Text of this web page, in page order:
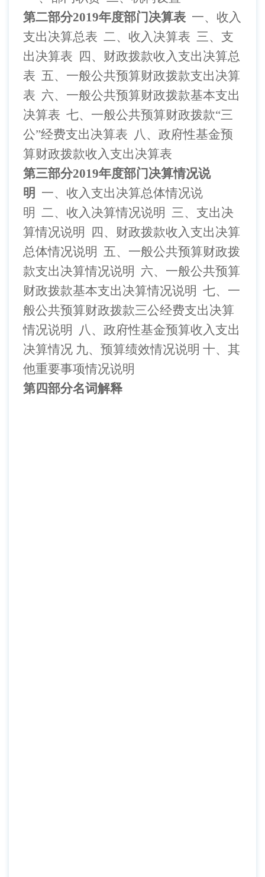
第二部分2019年度部门决算表 一、收入
支出决算总表 二、收入决算表 三、支
出决算表 四、财政拨款收入支出决算总
表 五、一般公共预算财政拨款支出决算
表 六、一般公共预算财政拨款基本支出
决算表 七、一般公共预算财政拨款“三
公”经费支出决算表 八、政府性基金预
算财政拨款收入支出决算表
第三部分2019年度部门决算情况说
明 一、收入支出决算总体情况说
明 二、收入决算情况说明 三、支出决
算情况说明
四、财政拨款收入支出决算
总体情况说明 五、一般公共预算财政拨
款支出决算情况说明 六、一般公共预算
财政拨款基本支出决算情况说明 七、一
般公共预算财政拨款三公经费支出决算
情况说明
八、政府性基金预算收入支出
决算情况 九、预算绩效情况说明 十、其
他重要事项情况说明
第四部分名词解释